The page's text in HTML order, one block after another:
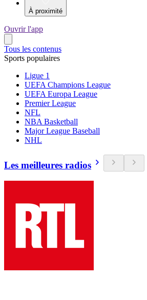
À proximité
Ouvrir l'app
Tous les contenus
Sports populaires
Ligue 1
UEFA Champions League
UEFA Europa League
Premier League
NFL
NBA Basketball
Major League Baseball
NHL
Les meilleures radios